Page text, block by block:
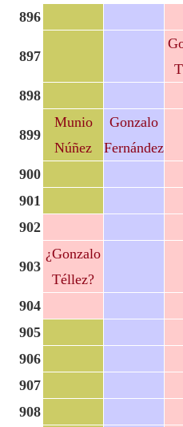
896
897
898
899
Munio
Núñez
Gonzalo
Fernández
900
901
902
903
¿Gonzalo
Téllez?
904
905
906
907
908